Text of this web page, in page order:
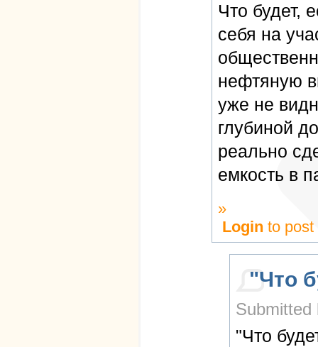
Что будет,
себя на
нефтяную
уже не
глубиной
реально
емкость в
»
Login to post
"Что
Submitted
"Что